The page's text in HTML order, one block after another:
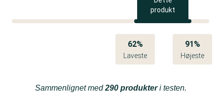
produkt
62%
Laveste
91%
Højeste
Sammenlignet med290 produkteri testen.